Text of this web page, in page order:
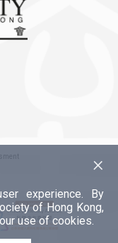
×
experience. By
of Hong Kong,
use of cookies.